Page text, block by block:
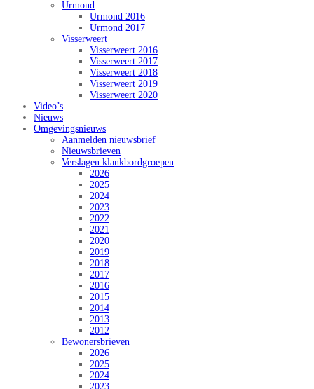
Urmond
Urmond 2016
Urmond 2017
Visserweert
Visserweert 2016
Visserweert 2017
Visserweert 2018
Visserweert 2019
Visserweert 2020
Video’s
Nieuws
Omgevingsnieuws
Aanmelden nieuwsbrief
Nieuwsbrieven
Verslagen klankbordgroepen
2026
2025
2024
2023
2022
2021
2020
2019
2018
2017
2016
2015
2014
2013
2012
Bewonersbrieven
2026
2025
2024
2023